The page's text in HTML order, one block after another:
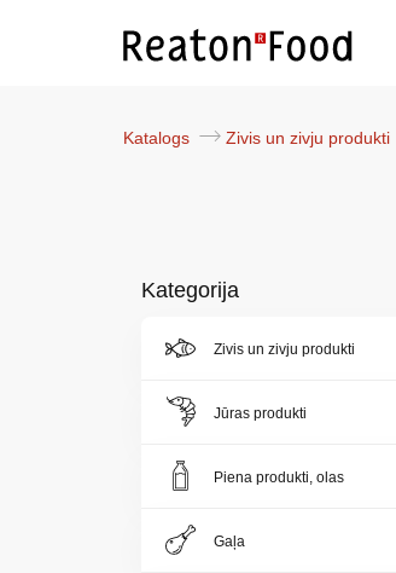
Katalogs Zivis un zivju produkti
Kategorija
Zivis un zivju produkti
Jūras produkti
Piena produkti, olas
Gaļa